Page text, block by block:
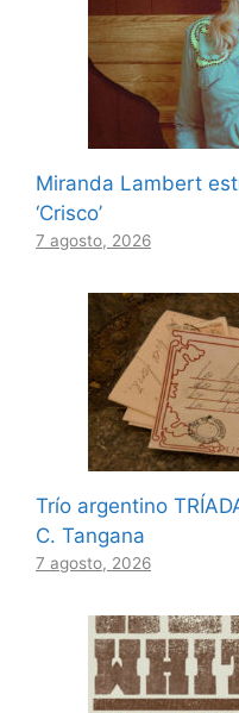
Miranda Lambert
‘Crisco’
7 agosto, 2026
Trío argentino
C. Tangana
7 agosto, 2026